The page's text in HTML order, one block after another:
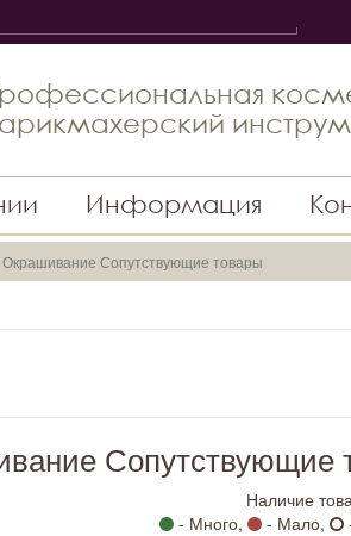
Информация
Окрашивание Сопутствующие товары
Сопутствующие
Наличие
- Много,
- Мало,